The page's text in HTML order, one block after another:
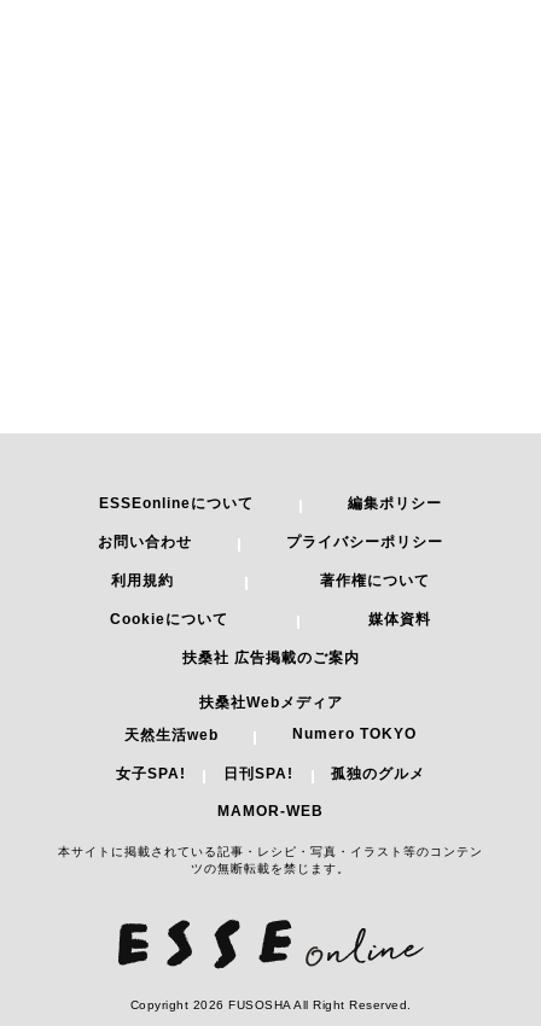
ESSEonlineについて 編集ポリシー
お問い合わせ プライバシーポリシー
利用規約 著作権について
Cookieについて 媒体資料
扶桑社 広告掲載のご案内
扶桑社Webメディア
天然生活web
Numero TOKYO
女子SPA! 日刊SPA! 孤独のグルメ
MAMOR-WEB
本サイトに掲載されている記事・レシピ・写真・イラスト等のコンテン
ツの無断転載を禁じます。
Copyright 2026 FUSOSHA All Right Reserved.